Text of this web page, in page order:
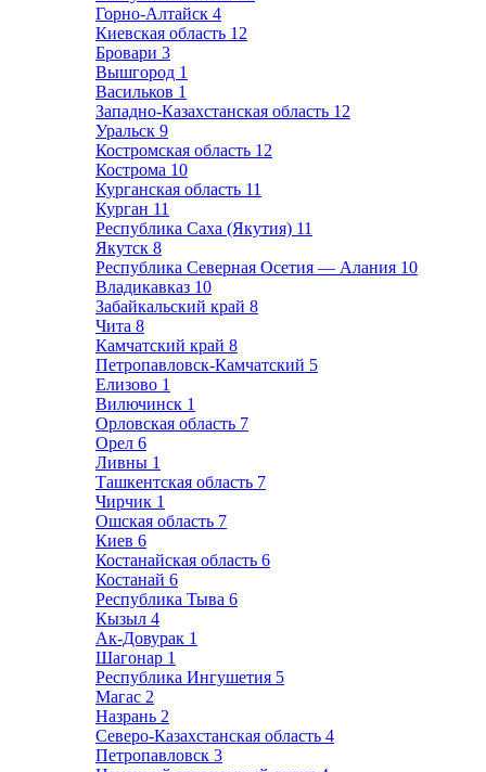
Горно-Алтайск 4
Киевская область 12
Бровари 3
Вышгород 1
Васильков 1
Западно-Казахстанская область 12
Уральск 9
Костромская область 12
Кострома 10
Курганская область 11
Курган 11
Республика Саха (Якутия) 11
Якутск 8
Республика Северная Осетия — Алания 10
Владикавказ 10
Забайкальский край 8
Чита 8
Камчатский край 8
Петропавловск-Камчатский 5
Елизово 1
Вилючинск 1
Орловская область 7
Орел 6
Ливны 1
Ташкентская область 7
Чирчик 1
Ошская область 7
Киев 6
Костанайская область 6
Костанай 6
Республика Тыва 6
Кызыл 4
Ак-Довурак 1
Шагонар 1
Республика Ингушетия 5
Магас 2
Назрань 2
Северо-Казахстанская область 4
Петропавловск 3